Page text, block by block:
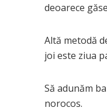
deoarece
Altă metodă
joi este ziua
Să adunăm
norocos.